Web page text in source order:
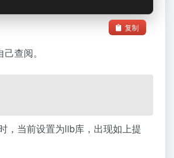
复制
查阅。
，当前设置为lib库，出现如上提